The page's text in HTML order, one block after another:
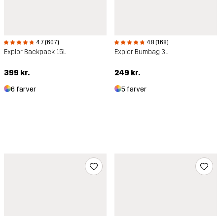
4.7 (607)
Explor Backpack 15L
399 kr.
6 farver
4.8 (168)
Explor Bumbag 3L
249 kr.
5 farver